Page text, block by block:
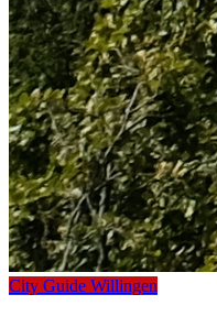
City Guide Willingen